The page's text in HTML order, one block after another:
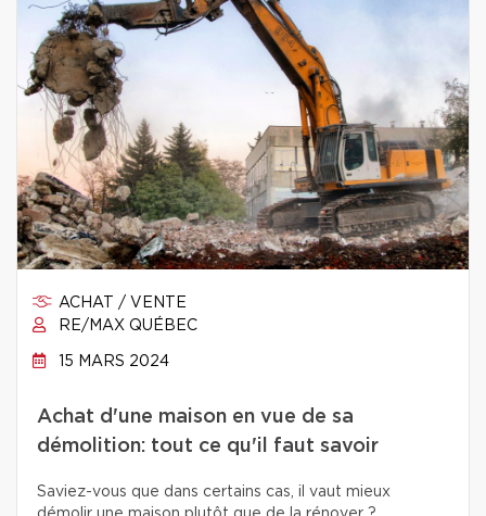
ACHAT / VENTE
RE/MAX QUÉBEC
15 MARS 2024
Achat d'une maison en vue de sa
démolition: tout ce qu'il faut savoir
Saviez-vous que dans certains cas, il vaut mieux